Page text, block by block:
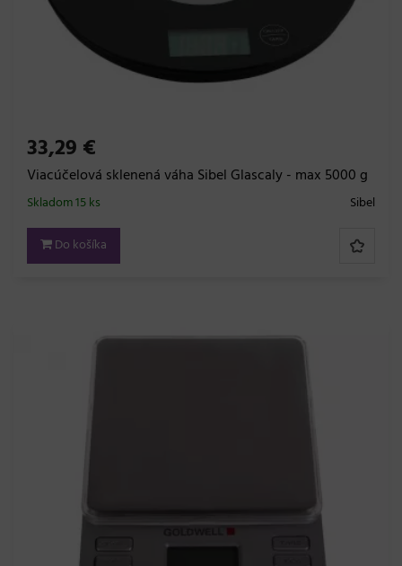
33,29 €
Viacúčelová sklenená váha Sibel Glascaly - max 5000 g
Sibel
Skladom 15 ks
Do košíka